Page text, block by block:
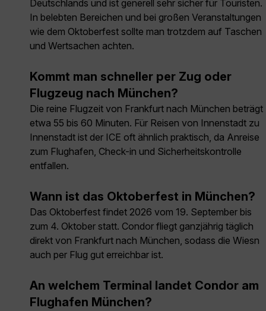
Deutschlands und ist generell sehr sicher für Touristen.
In belebten Bereichen und bei großen Veranstaltungen
wie dem Oktoberfest sollte man trotzdem auf Taschen
und Wertsachen achten.
Kommt man schneller per Zug oder
Flugzeug nach München?
Die reine Flugzeit von Frankfurt nach München beträgt
etwa 55 bis 60 Minuten. Für Reisen von Innenstadt zu
Innenstadt ist der ICE oft ähnlich praktisch, da Anreise
zum Flughafen, Check-in und Sicherheitskontrolle
entfallen.
Wann ist das Oktoberfest in München?
Das Oktoberfest findet 2026 vom 19. September bis
zum 4. Oktober statt. Condor fliegt ganzjährig täglich
direkt von Frankfurt nach München, sodass die Wiesn
auch per Flug gut erreichbar ist.
An welchem Terminal landet Condor am
Flughafen München?